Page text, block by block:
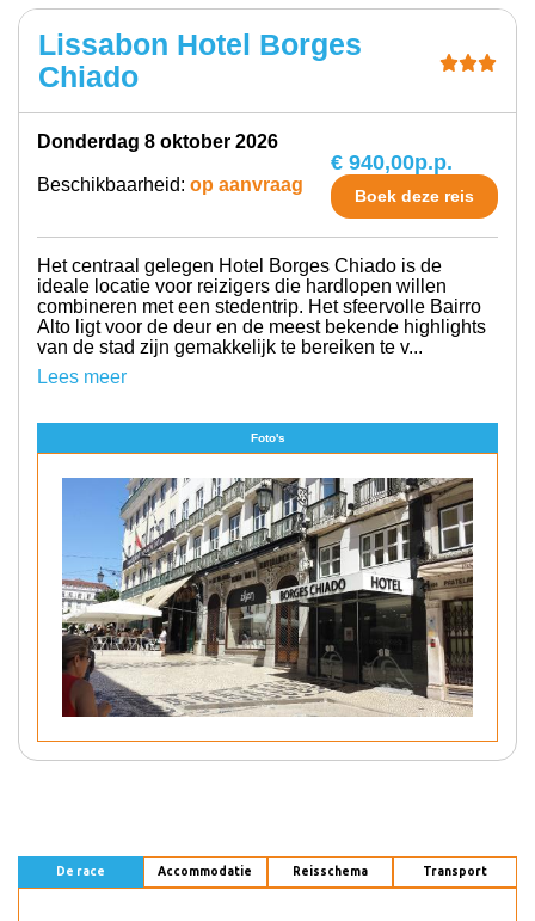
Lissabon Hotel Borges
Chiado
donderdag 8 oktober 2026
Beschikbaarheid: op aanvraag
€ 940,00p.p.
Boek deze reis
Het centraal gelegen Hotel Borges Chiado is de
ideale locatie voor reizigers die hardlopen willen
combineren met een stedentrip. Het sfeervolle Bairro
Alto ligt voor de deur en de meest bekende highlights
van de stad zijn gemakkelijk te bereiken te v...
Lees meer
Foto's
De race Accommodatie Reisschema Transport